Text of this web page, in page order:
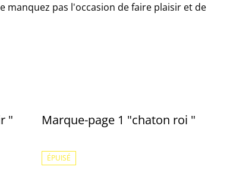
manquez pas l'occasion de faire plaisir et de
" Marque-page 1 "chaton roi "
ÉPUISÉ